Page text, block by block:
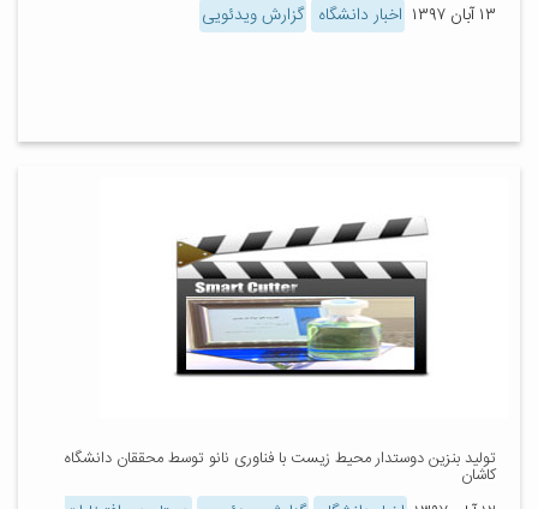
۱۳ آبان ۱۳۹۷ اخبار دانشگاه گزارش ویدئویی
تولید بنزین دوستدار محیط زیست با فناوری نانو توسط محققان دانشگاه
کاشان